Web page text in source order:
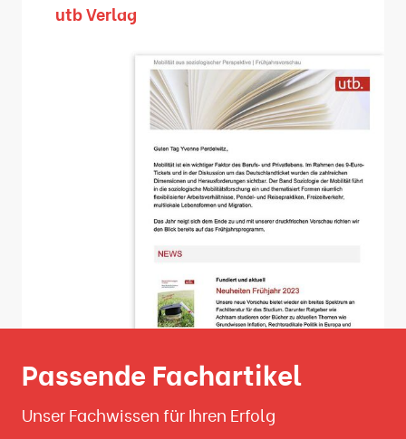
utb Verlag
Passende Fachartikel
Unser Fachwissen für Ihren Erfolg